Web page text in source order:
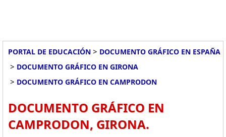
PORTAL DE EDUCACIÓN > DOCUMENTO GRÁFICO EN ESPAÑA
> DOCUMENTO GRÁFICO EN GIRONA
> DOCUMENTO GRÁFICO EN CAMPRODON
DOCUMENTO GRÁFICO EN
CAMPRODON, GIRONA.